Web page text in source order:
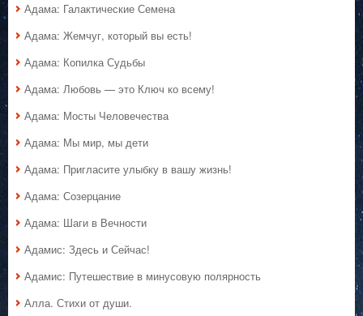
Адама: Галактические Семена
Адама: Жемчуг, который вы есть!
Адама: Копилка Судьбы
Адама: Любовь — это Ключ ко всему!
Адама: Мосты Человечества
Адама: Мы мир, мы дети
Адама: Пригласите улыбку в вашу жизнь!
Адама: Созерцание
Адама: Шаги в Вечности
Адамис: Здесь и Сейчас!
Адамис: Путешествие в минусовую полярность
Алла. Стихи от души.